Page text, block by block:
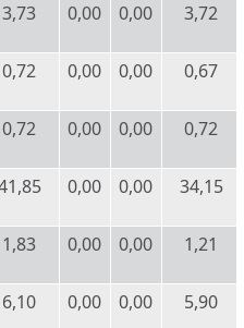
3,73 0,00 0,00 3,72
0,72 0,00 0,00 0,67
0,72 0,00 0,00 0,72
0,00 0,00 34,15
1,83 0,00 0,00 1,21
6,10 0,00 0,00 5,90